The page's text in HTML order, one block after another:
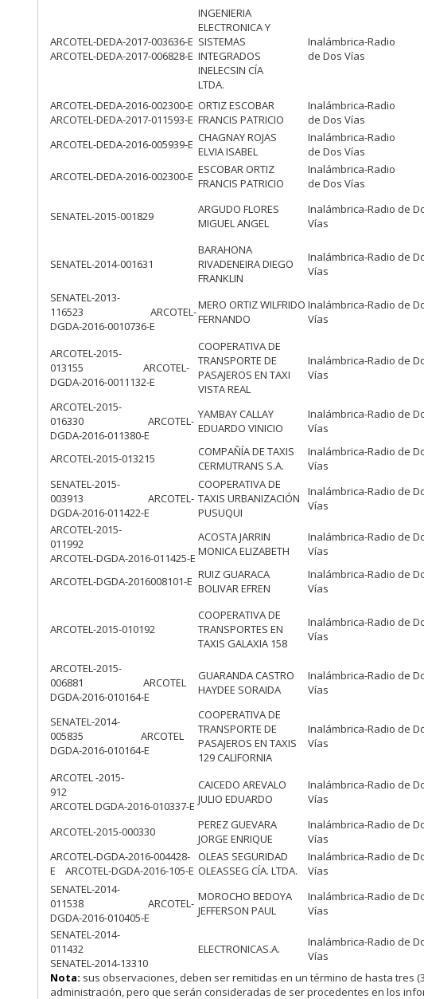
ARCOTEL-DEDA-2017-003636-E
ARCOTEL-DEDA-2017-006828-E
INGENIERIA
ELECTRONICA Y
SISTEMAS
INTEGRADOS
INELECSIN CÍA
LTDA.
Inalámbrica-Radio
de Dos Vías
ARCOTEL-DEDA-2016-002300-E
ARCOTEL-DEDA-2017-011593-E
ORTIZ ESCOBAR
FRANCIS PATRICIO
Inalámbrica-Radio
de Dos Vías
ARCOTEL-DEDA-2016-005939-E CHAGNAY ROJAS
ELVIA ISABEL
Inalámbrica-Radio
de Dos Vías
ARCOTEL-DEDA-2016-002300-E ESCOBAR ORTIZ
FRANCIS PATRICIO
Inalámbrica-Radio
de Dos Vías
SENATEL-2015-001829
ARGUDO FLORES
MIGUEL ANGEL
Inalámbrica-Radio de
Vías
SENATEL-2014-001631
BARAHONA
RIVADENEIRA DIEGO
FRANKLIN
Inalámbrica-Radio de
Vías
SENATEL-2013-
116523 ARCOTEL-
DGDA-2016-0010736-E
MERO ORTIZ WILFRIDO
FERNANDO
Inalámbrica-Radio de
Vías
ARCOTEL-2015-
013155 ARCOTEL-
DGDA-2016-0011132-E
COOPERATIVA DE
TRANSPORTE DE
PASAJEROS EN TAXI
VISTA REAL
Inalámbrica-Radio de
Vías
ARCOTEL-2015-
016330 ARCOTEL-
DGDA-2016-011380-E
YAMBAY CALLAY
EDUARDO VINICIO
Inalámbrica-Radio de
Vías
ARCOTEL-2015-013215
COMPAÑÍA DE TAXIS
CERMUTRANS S.A.
Inalámbrica-Radio de
Vías
SENATEL-2015-
003913 ARCOTEL-
DGDA-2016-011422-E
COOPERATIVA DE
TAXIS URBANIZACIÓN
PUSUQUI
Inalámbrica-Radio de
Vías
ARCOTEL-2015-
011992
ARCOTEL-DGDA-2016-011425-E
ACOSTA JARRIN
MONICA ELIZABETH
Inalámbrica-Radio de
Vías
ARCOTEL-DGDA-2016008101-E RUIZ GUARACA
BOLIVAR EFREN
Inalámbrica-Radio de
Vías
ARCOTEL-2015-010192
COOPERATIVA DE
TRANSPORTES EN
TAXIS GALAXIA 158
Inalámbrica-Radio de
Vías
ARCOTEL-2015-
006881 ARCOTEL
DGDA-2016-010164-E
GUARANDA CASTRO
HAYDEE SORAIDA
Inalámbrica-Radio de
Vías
SENATEL-2014-
005835 ARCOTEL
DGDA-2016-010164-E
COOPERATIVA DE
TRANSPORTE DE
PASAJEROS EN TAXIS
129 CALIFORNIA
Inalámbrica-Radio de
Vías
ARCOTEL -2015-
912
ARCOTEL DGDA-2016-010337-E
CAICEDO AREVALO
JULIO EDUARDO
Inalámbrica-Radio de
Vías
ARCOTEL-2015-000330
PEREZ GUEVARA
JORGE ENRIQUE
Inalámbrica-Radio de
Vías
ARCOTEL-DGDA-2016-004428-
E ARCOTEL-DGDA-2016-105-E
OLEAS SEGURIDAD
OLEASSEG CÍA. LTDA.
Inalámbrica-Radio de
Vías
SENATEL-2014-
011538 ARCOTEL-
DGDA-2016-010405-E
MOROCHO BEDOYA
JEFFERSON PAUL
Inalámbrica-Radio de
Vías
SENATEL-2014-
011432
SENATEL-2014-13310
ELECTRONICAS.A.
Inalámbrica-Radio de
Vías
Nota: sus observaciones, deben ser remitidas en un término de hasta tres
administración, pero que serán consideradas de ser procedentes en los